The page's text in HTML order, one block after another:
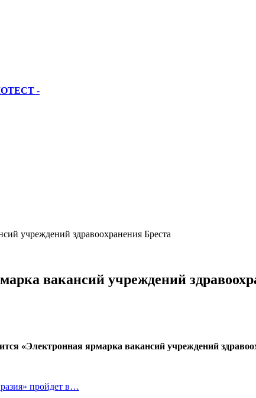
-
учреждений здравоохранения Бреста
вакансий учреждений
«Электронная ярмарка вакансий учреждений
пройдет в…